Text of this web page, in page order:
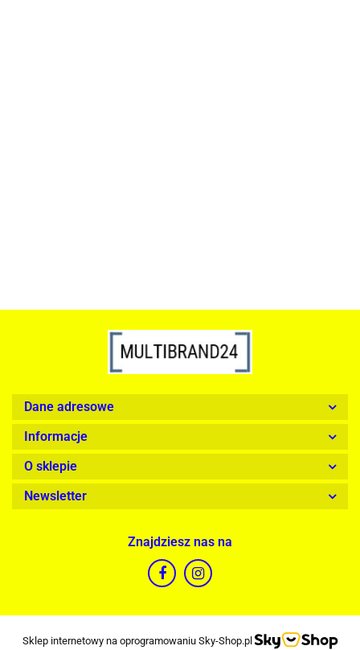
Dane adresowe
Informacje
O sklepie
Newsletter
Znajdziesz nas na
Sklep internetowy na oprogramowaniu Sky-Shop.pl